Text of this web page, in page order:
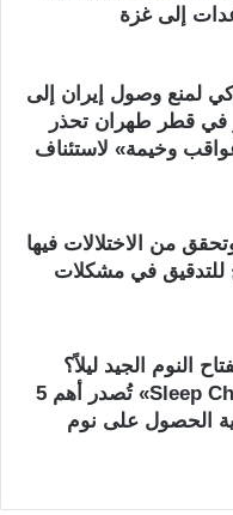
إلى غزة
لمنع وصول إيران إلى
في قطر طهران تحذر
وخيمة» لاستئناف
من الاختلالات فيها
في مشكلات
النوم الجيد ليلاً؟
مؤسسة «Sleep Charity» تُصدر أهم 5
الحصول على نوم